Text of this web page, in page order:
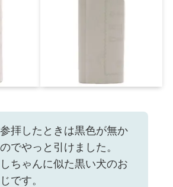
拝したときは黒色が無か
でやっと引けました。
ちゃんに似た黒い犬のお
です。